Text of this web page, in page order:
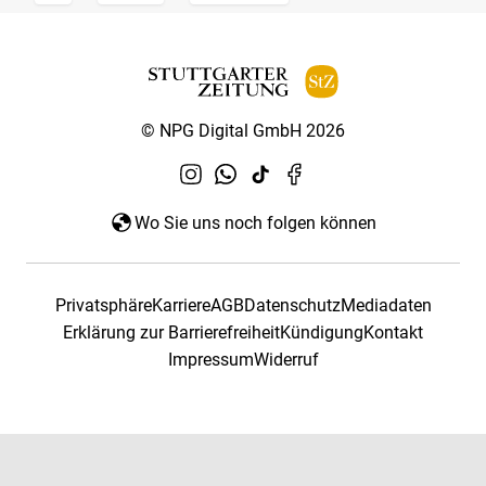
© NPG Digital GmbH 2026
Wo Sie uns noch folgen können
PrivatsphäreKarriereAGBDatenschutzMediadaten
Erklärung zur BarrierefreiheitKündigungKontakt
ImpressumWiderruf